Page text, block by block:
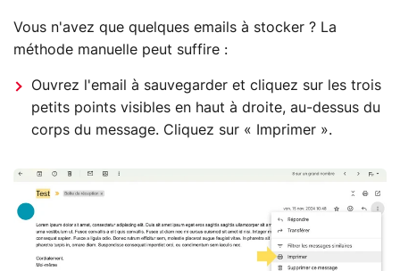
Vous n'avez que quelques emails à stocker ? La
méthode manuelle peut suffire :
Ouvrez l'email à sauvegarder et cliquez sur les trois
petits points visibles en haut à droite, au-dessus du
corps du message. Cliquez sur « Imprimer ».